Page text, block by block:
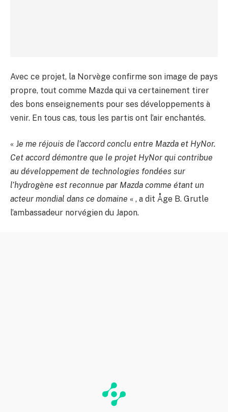
Avec ce projet, la Norvège confirme son image de pays
propre, tout comme Mazda qui va certainement tirer
des bons enseignements pour ses développements à
venir. En tous cas, tous les partis ont l’air enchantés.
« Je me réjouis de l’accord conclu entre Mazda et HyNor.
Cet accord démontre que le projet HyNor qui contribue
au développement de technologies fondées sur
l’hydrogène est reconnue par Mazda comme étant un
acteur mondial dans ce domaine « , a dit Åge B. Grutle
l’ambassadeur norvégien du Japon.